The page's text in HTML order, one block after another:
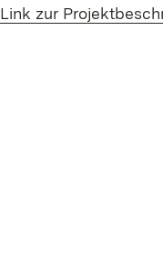
Download:
Link zur